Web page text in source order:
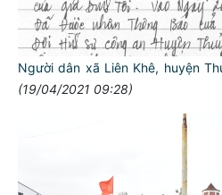
Người dân xã Liên Khê, huyện
(19/04/2021 09:28)